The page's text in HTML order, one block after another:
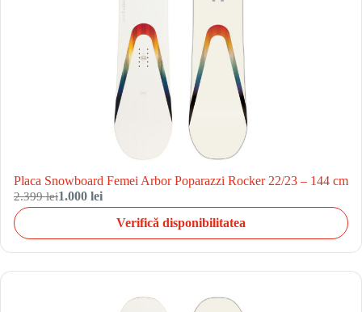
Placa Snowboard Femei Arbor Poparazzi Rocker 22/23 – 144 cm
2.399 lei1.000 lei
Verifică disponibilitatea